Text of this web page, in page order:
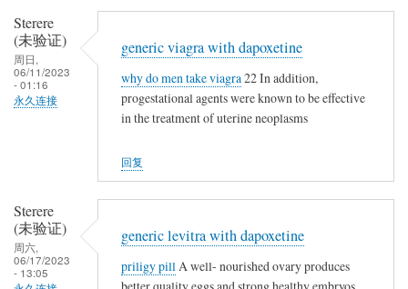
Sterere
(未验证)
周日,
06/11/2023
- 01:16
永久连接
generic viagra with dapoxetine
why do men take viagra22 In addition,
progestational agents were known to be effective
in the treatment of uterine neoplasms
回复
Sterere
(未验证)
周六,
06/17/2023
- 13:05
generic levitra with dapoxetine
priligy pill A well- nourished ovary produces
better quality eggs and strong healthy embryos